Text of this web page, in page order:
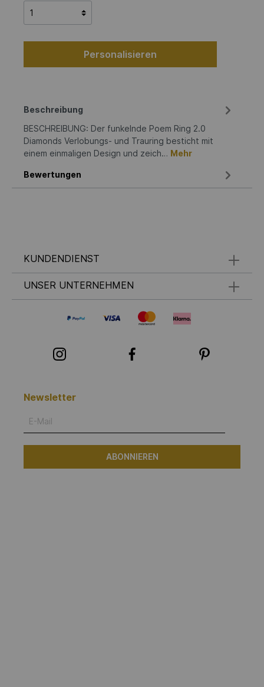
Personalisieren
Beschreibung
BESCHREIBUNG: Der funkelnde Poem Ring 2.0
Diamonds Verlobungs- und Trauring besticht mit
einem einmaligen Design und zeich… Mehr
Bewertungen
KUNDENDIENST
UNSER UNTERNEHMEN
Newsletter